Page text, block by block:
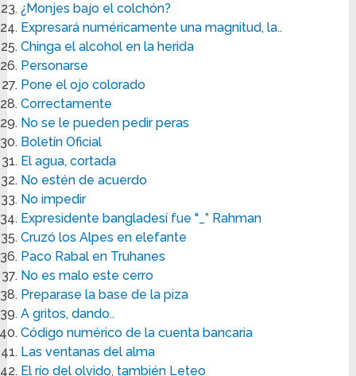
¿Monjes bajo el colchón?
Expresará numéricamente una magnitud, la..
Chinga el alcohol en la herida
Personarse
Pone el ojo colorado
Correctamente
No se le pueden pedir peras
Boletín Oficial
El agua, cortada
No estén de acuerdo
No impedir
Expresidente bangladesí fue "_” Rahman
Cruzó los Alpes en elefante
Paco Rabal en Truhanes
No es malo este cerro
Preparase la base de la piza
A gritos, dando..
Código numérico de la cuenta bancaria
Las ventanas del alma
El río del olvido, también Leteo